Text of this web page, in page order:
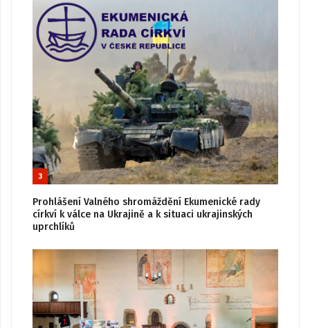
3
Prohlášení Valného shromáždění Ekumenické rady
církví k válce na Ukrajině a k situaci ukrajinských
uprchlíků